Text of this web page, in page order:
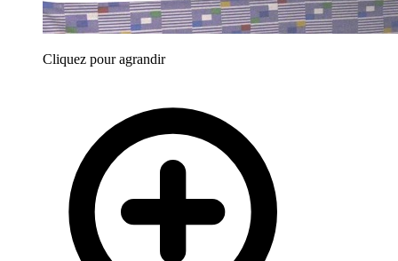
Cliquez pour agrandir